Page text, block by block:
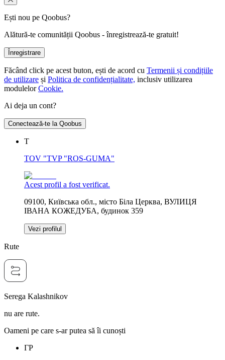
Ești nou pe Qoobus?
Alătură-te comunității Qoobus - înregistrează-te gratuit!
Înregistrare
Făcând click pe acest buton, ești de acord cu Termenii și condițiile
de utilizare și Politica de confidențialitate, inclusiv utilizarea
modulelor Cookie.
Ai deja un cont?
Conectează-te la Qoobus
Т
TOV "TVP "ROS-GUMA"
Acest profil a fost verificat.
09100, Київська обл., місто Біла Церква, ВУЛИЦЯ
ІВАНА КОЖЕДУБА, будинок 359
Vezi profilul
Rute
Serega Kalashnikov
nu are rute.
Oameni pe care s-ar putea să îi cunoști
ГР